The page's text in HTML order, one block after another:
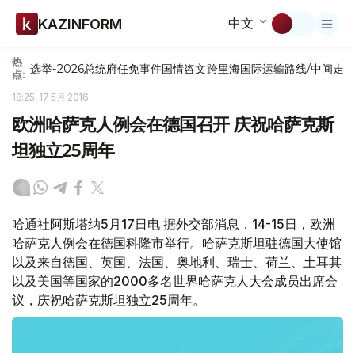
KAZINFORM 中文
热
点: 选举-2026总统府任免事件国情咨文跨里海国际运输路线/中间走廊
18:25, 17 5月 2016
欧洲哈萨克人例会在德国召开 庆祝哈萨克斯
坦独立25周年
哈通社阿斯塔纳5月17日电 据外交部消息，14-15日，欧洲
哈萨克人例会在德国科隆市举行。哈萨克斯坦驻德国大使馆
以及来自德国、英国、法国、奥地利、瑞士、荷兰、土耳其
以及美国等国家的2000多名世界哈萨克人大会成员出席会
议，庆祝哈萨克斯坦独立25周年。